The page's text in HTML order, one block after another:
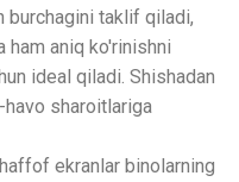
burchagini taklif qiladi,
aniq ko'rinishni
ideal qiladi. Shishadan
sharoitlariga
ekranlar binolarning